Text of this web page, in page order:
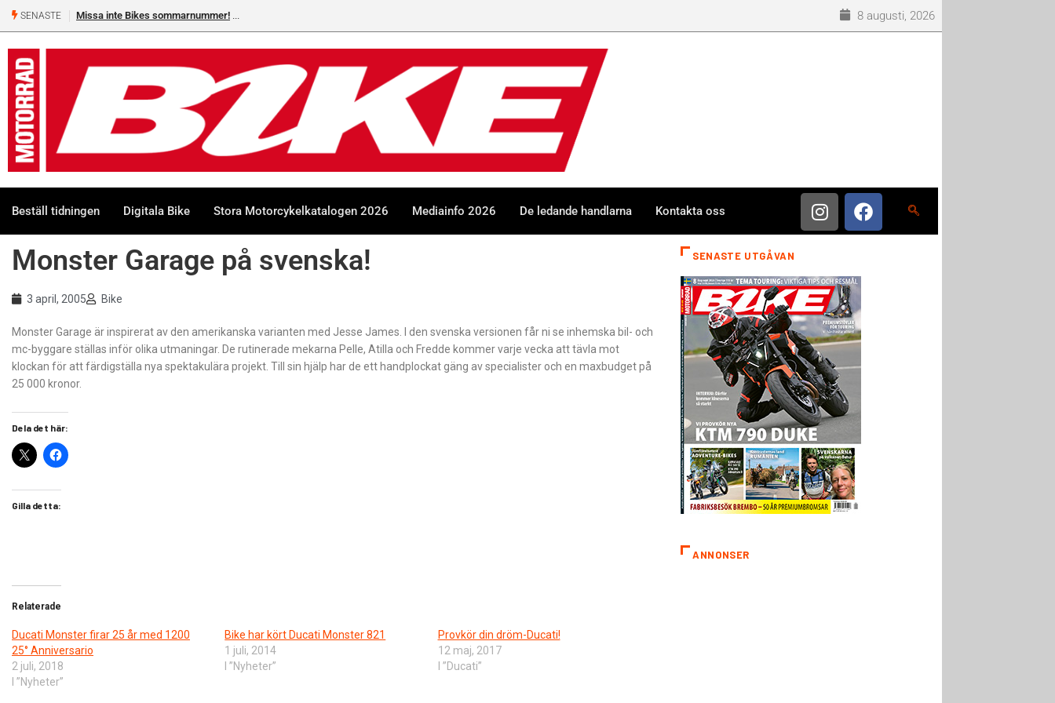
SENASTE Missa inte Bikes sommarnummer! 8 augusti, 2026
Beställ tidningen Digitala Bike Stora Motorcykelkatalogen 2026 Mediainfo 2026 De ledande handlarna Kontakta oss
Monster Garage på svenska!
3 april, 2005 Bike
Monster Garage är inspirerat av den amerikanska varianten med Jesse James. I den svenska versionen får ni se inhemska bil- och
mc-byggare ställas inför olika utmaningar. De rutinerade mekarna Pelle, Atilla och Fredde kommer varje vecka att tävla mot
klockan för att färdigställa nya spektakulära projekt. Till sin hjälp har de ett handplockat gäng av specialister och en maxbudget på
25 000 kronor.
Dela det här:
Gilla detta:
Relaterade
Ducati Monster firar 25 år med 1200
25° Anniversario
2 juli, 2018
I ”Nyheter”
Bike har kört Ducati Monster 821
1 juli, 2014
I ”Nyheter”
Provkör din dröm-Ducati!
12 maj, 2017
I ”Ducati”
SENASTE UTGÅVAN
ANNONSER